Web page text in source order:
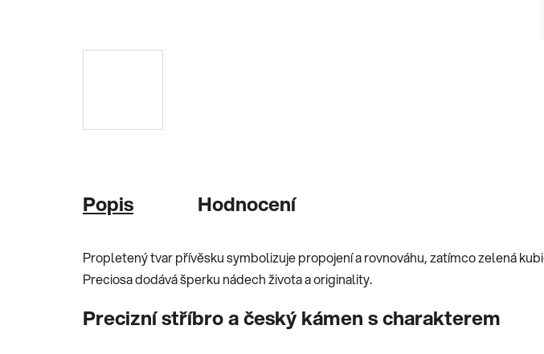
Popis Hodnocení
Propletený tvar přívěsku symbolizuje propojení a rovnováhu, zatímco zelená
Preciosa dodává šperku nádech života a originality.
Precizní stříbro a český kámen s charakterem